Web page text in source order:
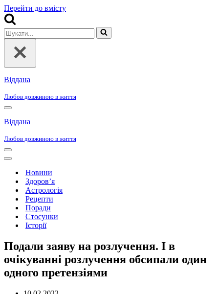
Перейти до вмісту
Шукати...
Віддана
Любов довжиною в життя
Меню
навігації
Віддана
Любов довжиною в життя
Меню
навігації
Меню
навігаціїНовини
Здоров’я
Астрологія
Рецепти
Поради
Стосунки
Історії
Подали заяву на розлучення. І в
очікуванні розлучення обсипали один
одного претензіями